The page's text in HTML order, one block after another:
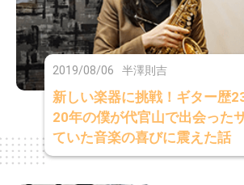
2019/08/06 半澤則吉
新しい楽器に挑戦！ギター歴
20年の僕が代官山で出会った
ていた音楽の喜びに震えた話